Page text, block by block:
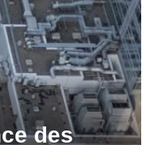
des